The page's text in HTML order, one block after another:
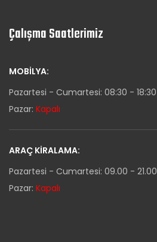
Çalışma Saatlerimiz
MOBILYA:
Pazartesi - Cumartesi: 08:30 - 18:30
Pazar: Kapalı
ARAÇ KIRALAMA:
Pazartesi - Cumartesi: 09.00 - 21.00
Pazar: Kapalı